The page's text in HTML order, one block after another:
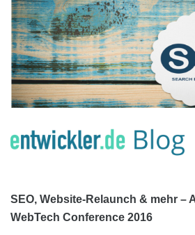
SEO, Website-Relaunch & mehr –
WebTech Conference 2016